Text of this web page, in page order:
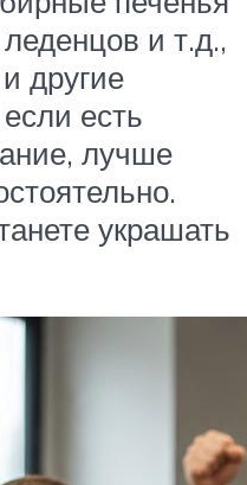
и т.д.,
другие
есть
лучше
украшать